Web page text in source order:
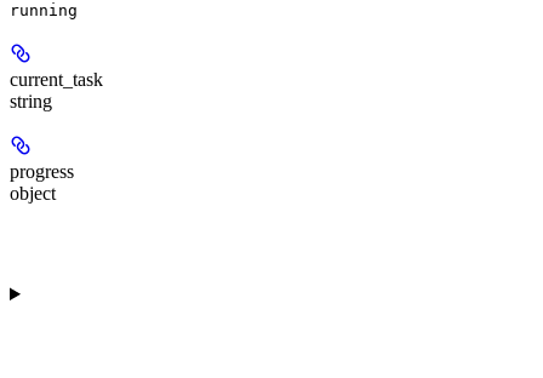
running
current_task
string
progress
object